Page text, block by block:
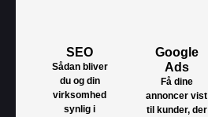
SEO
Sådan bliver
du og din
virksomhed
synlig i
Google
Ads
Få dine
annoncer vist
til kunder, der